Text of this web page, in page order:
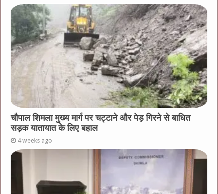
चौपाल शिमला मुख्य मार्ग पर चट्टाने और पेड़ गिरने से बाधित
सड़क यातायात के लिए बहाल
4 weeks ago